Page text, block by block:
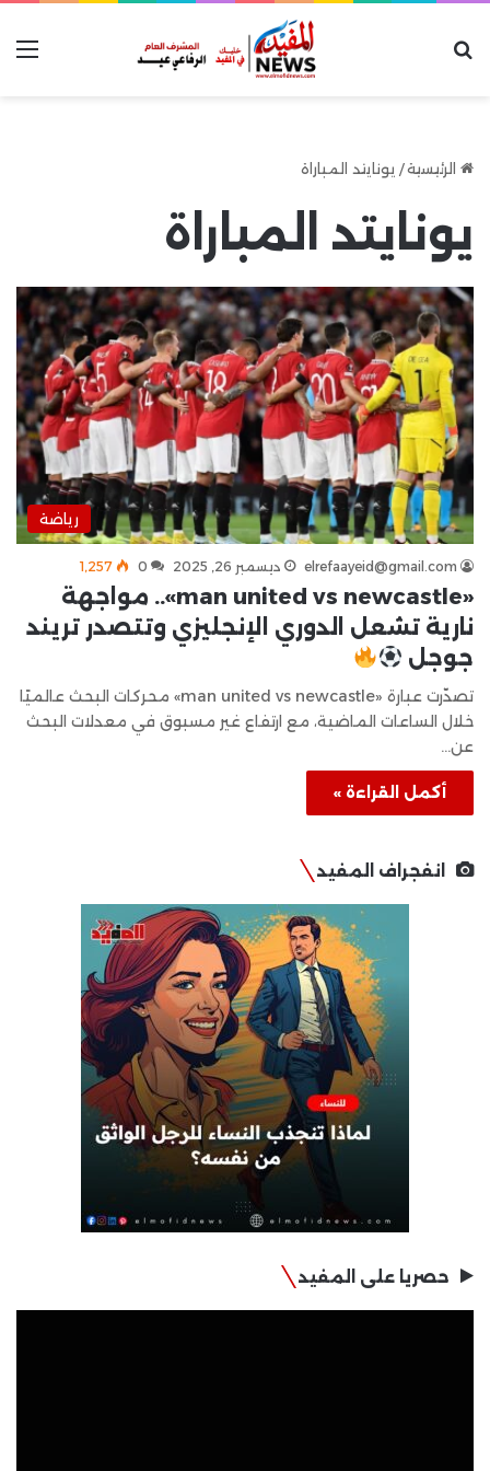
الرئيسية/ يونايتد المباراة
يونايتد المباراة
رياضة
elrefaayeid@gmail.com ديسمبر 26, 2025 0 1٬257
«man united vs newcastle».. مواجهة
نارية تشعل الدوري الإنجليزي وتتصدر تريند
جوجل
تصدّرت عبارة «man united vs newcastle» محركات البحث عالميًا
خلال الساعات الماضية، مع ارتفاع غير مسبوق في معدلات البحث
عن…
أكمل القراءة »
انفجراف المفيد
حصريا على المفيد